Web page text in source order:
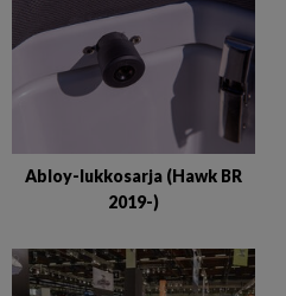
Abloy-lukkosarja (Hawk BR
2019-)